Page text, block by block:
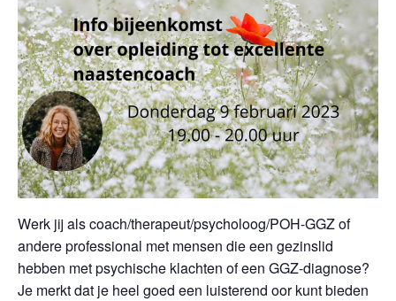
Werk jij als coach/therapeut/psycholoog/POH-GGZ of
andere professional met mensen die een gezinslid
hebben met psychische klachten of een GGZ-diagnose?
Je merkt dat je heel goed een luisterend oor kunt bieden